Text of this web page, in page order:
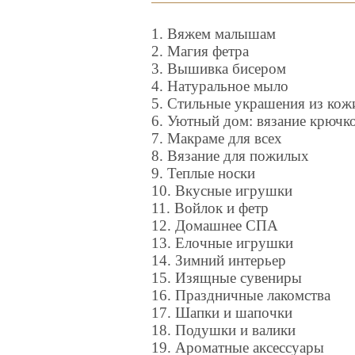
1. Вяжем малышам
2. Магия фетра
3. Вышивка бисером
4. Натуральное мыло
5. Стильные украшения из
6. Уютный дом: вязание
7. Макраме для всех
8. Вязание для пожилых
9. Теплые носки
10. Вкусные игрушки
11. Войлок и фетр
12. Домашнее СПА
13. Елочные игрушки
14. Зимний интерьер
15. Изящные сувениры
16. Праздничные лакомства
17. Шапки и шапочки
18. Подушки и валики
19. Ароматные аксессуары